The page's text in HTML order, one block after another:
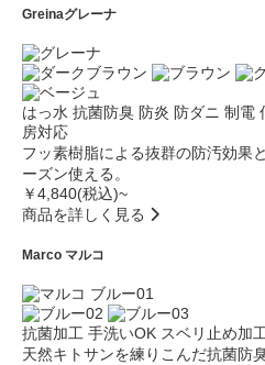
Greinaグレーナ
はっ水 抗菌防臭 防炎 防ダニ 制電
房対応
フッ素樹脂による抜群の防汚効果
ーズン使える。
￥4,840(税込)~
商品を詳しく見る
Marco マルコ
抗菌加工 手洗いOK スベリ止め加
天然キトサンを練りこんだ抗菌防